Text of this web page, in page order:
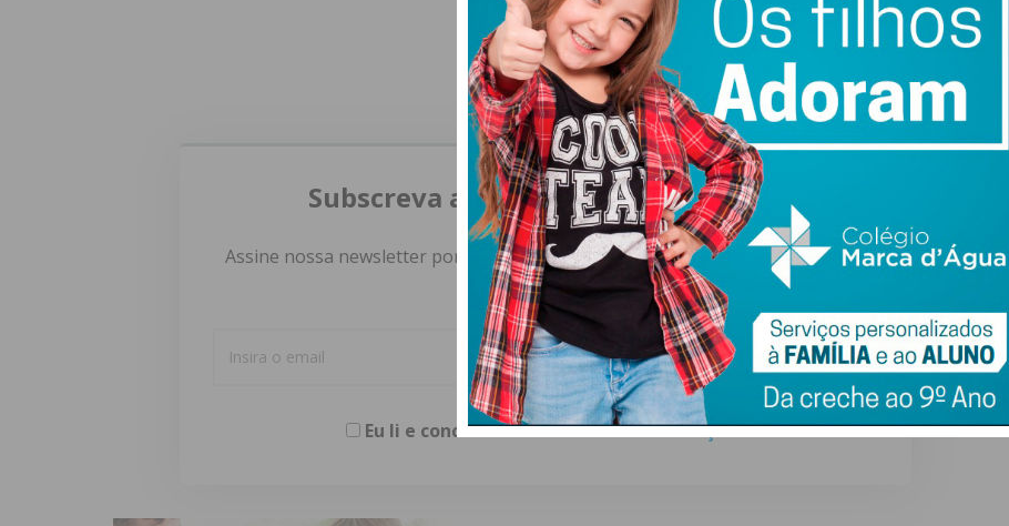
Subscreva a newsletter do Imediato
Assine nossa newsletter por e-mail e obtenha de forma regular a informação
atualizada.
Eu li e concordo com ostermos e condições